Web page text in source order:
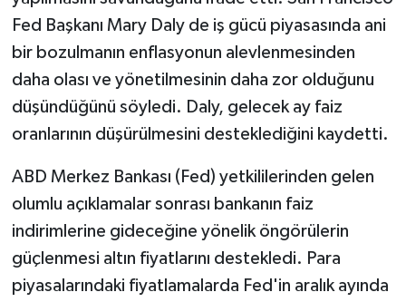
Fed Başkanı Mary Daly de iş gücü piyasasında ani
bir bozulmanın enflasyonun alevlenmesinden
daha olası ve yönetilmesinin daha zor olduğunu
düşündüğünü söyledi. Daly, gelecek ay faiz
oranlarının düşürülmesini desteklediğini kaydetti.
ABD Merkez Bankası (Fed) yetkililerinden gelen
olumlu açıklamalar sonrası bankanın faiz
indirimlerine gideceğine yönelik öngörülerin
güçlenmesi altın fiyatlarını destekledi. Para
piyasalarındaki fiyatlamalarda Fed'in aralık ayında